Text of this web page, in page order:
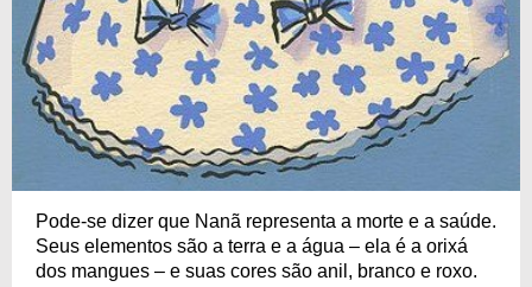
Pode-se dizer que Nanã representa a morte e a saúde.
Seus elementos são a terra e a água – ela é a orixá
dos mangues – e suas cores são anil, branco e roxo.